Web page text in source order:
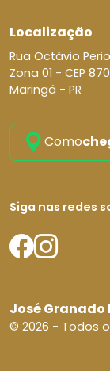
Localização
Rua Octávio
Zona 01 - CEP
Maringá - PR
Como
Siga nas redes
José Granado
© 2026 - Todos